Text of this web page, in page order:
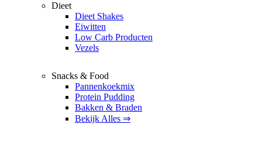
Dieet
Dieet Shakes
Eiwitten
Low Carb Producten
Vezels
Snacks & Food
Pannenkoekmix
Protein Pudding
Bakken & Braden
Bekijk Alles ⇒